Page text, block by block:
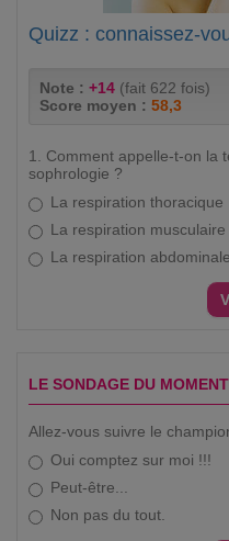
Quizz : connaissez-
Note : +14 (fait 622 fois)
Score moyen : 58,3
1. Comment appelle-t-on la
sophrologie ?
La respiration thoracique
La respiration musculaire
La respiration abdominale
LE SONDAGE DU MOMENT
Allez-vous suivre le
Oui comptez sur moi !!!
Peut-être...
Non pas du tout.